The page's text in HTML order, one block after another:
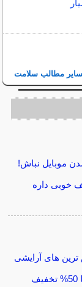
سایر مطالب سلامت
موبایل نباش!
خوبی داره
های آرایشی